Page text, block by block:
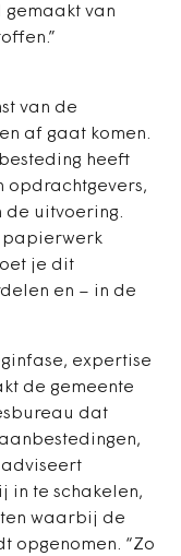
gemaakt van
van de
af gaat komen.
heeft
opdrachtgevers,
de uitvoering.
papierwerk
je dit
en – in de
expertise
de gemeente
dat
in te schakelen,
waarbij de
opgenomen. “Zo